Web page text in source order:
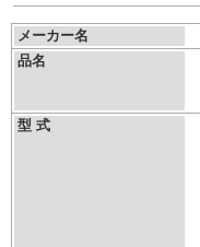
メーカー名
品名
型 式